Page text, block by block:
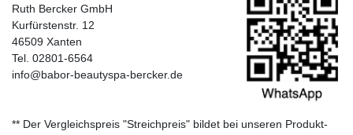
Ruth Bercker GmbH
Kurfürstenstr. 12
46509 Xanten
Tel. 02801-6564
info@babor-beautyspa-bercker.de
** Der Vergleichspreis "Streichpreis" bildet bei unseren Produkt-